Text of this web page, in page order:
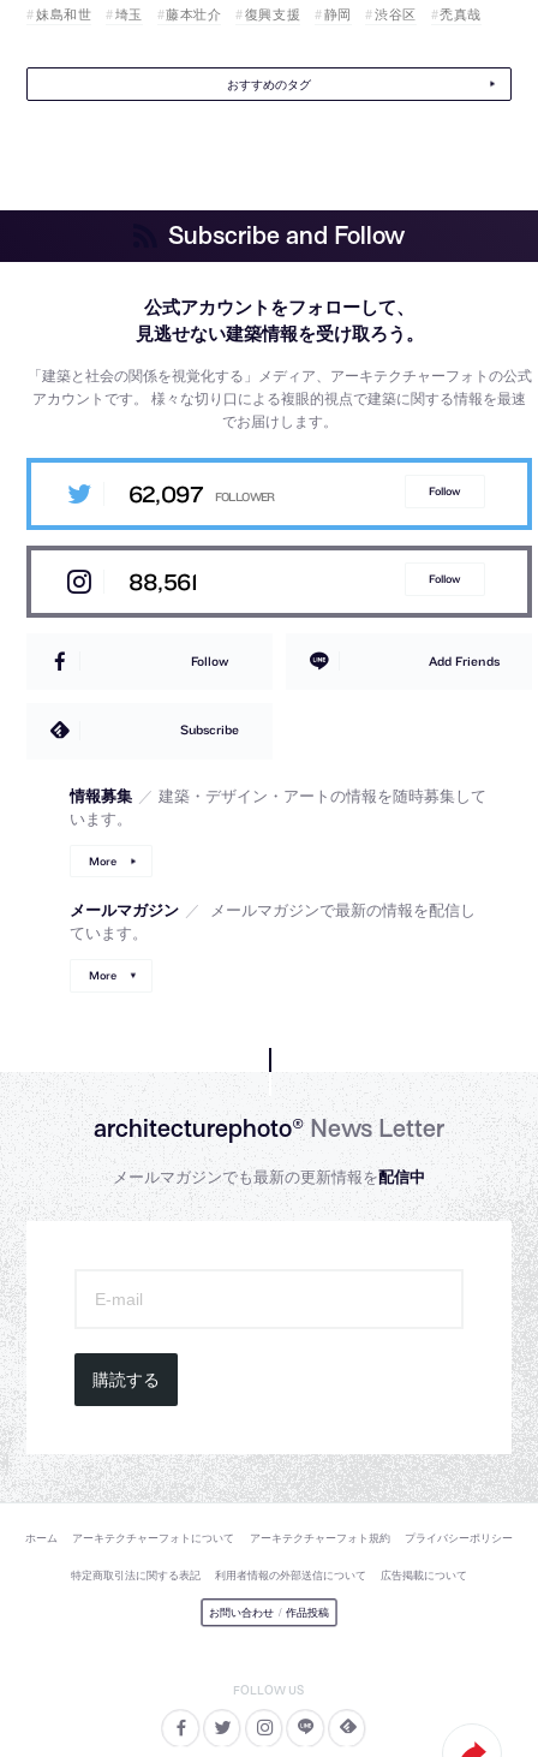
妹島和世
埼玉 藤本壮介 復興支援 静岡 渋谷区 禿真哉
おすすめのタグ
Subscribe and Follow
公式アカウントをフォローして、
見逃せない建築情報を受け取ろう。
「建築と社会の関係を視覚化する」メディア、アーキテクチャーフォトの公式
アカウントです。様々な切り口による複眼的視点で建築に関する情報を最速
でお届けします。
62,097 Follow
88,561 Follow
Follow Add Friends
Subscribe
情報募集 ／ 建築・デザイン・アートの情報を随時募集して
います。
More
メールマガジン ／
メールマガジンで最新の情報を配信し
ています。
More
architecturephoto®News Letter
メールマガジンでも最新の更新情報を配信中
購読する
ホーム アーキテクチャーフォトについて アーキテクチャーフォト規約 プライバシーポリシー
特定商取引法に関する表記 利用者情報の外部送信について 広告掲載について
お問い合わせ / 作品投稿